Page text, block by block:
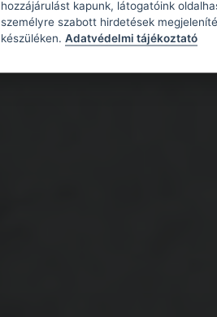
hozzájárulást kapunk, látogatóink
személyre szabott hirdetések
készüléken. Adatvédelmi tájékoztató